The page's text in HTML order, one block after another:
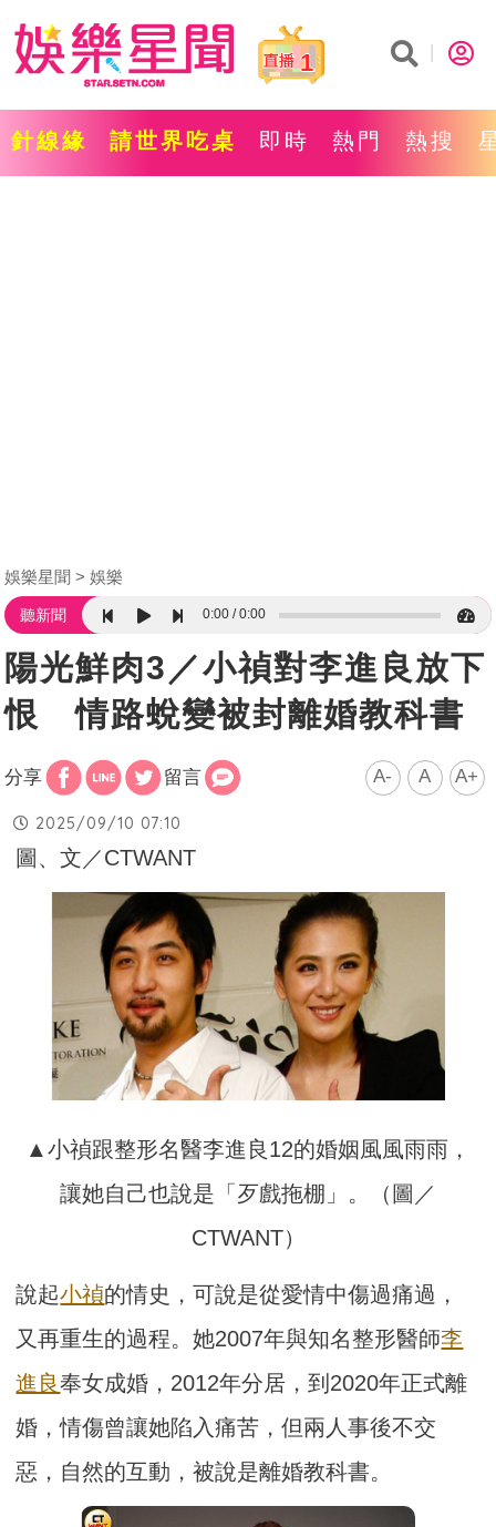
1
針線緣 請世界吃桌 即時 熱門 熱搜
娛樂星聞 娛樂
聽新聞 0:00 0:00
陽光鮮肉3／小禎對李進良放下
恨 情路蛻變被封離婚教科書
分享 留言 A- A A+
2025/09/10 07:10
圖、文／CTWANT
▲小禎跟整形名醫李進良12的婚姻風風雨雨，
讓她自己也說是「歹戲拖棚」。（圖／
CTWANT）
說起小禎的情史，可說是從愛情中傷過痛過，
又再重生的過程。她2007年與知名整形醫師李
進良奉女成婚，2012年分居，到2020年正式離
婚，情傷曾讓她陷入痛苦，但兩人事後不交
惡，自然的互動，被說是離婚教科書。